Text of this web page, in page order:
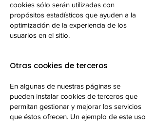
cookies sólo serán utilizadas con
propósitos estadísticos que ayuden a la
optimización de la experiencia de los
usuarios en el sitio.
Otras cookies de terceros
En algunas de nuestras páginas se
pueden instalar cookies de terceros que
permitan gestionar y mejorar los servicios
que éstos ofrecen. Un ejemplo de este uso